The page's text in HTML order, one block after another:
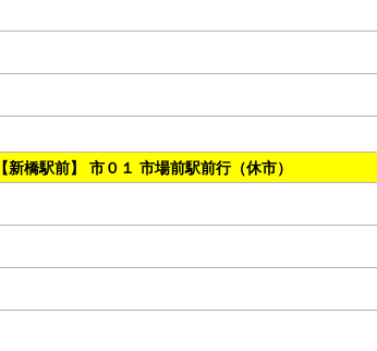
【新橋駅前】 市０１ 市場前駅前行（休市）